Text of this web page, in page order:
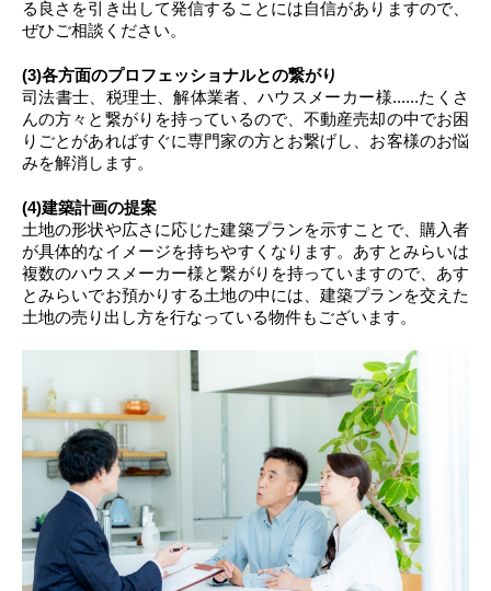
る良さを引き出して発信することには自信がありますので、
ぜひご相談ください。
(3)各方面のプロフェッショナルとの繋がり
司法書士、税理士、解体業者、ハウスメーカー様......たくさ
んの方々と繋がりを持っているので、不動産売却の中でお困
りごとがあればすぐに専門家の方とお繋げし、お客様のお悩
みを解消します。
(4)建築計画の提案
土地の形状や広さに応じた建築プランを示すことで、購入者
が具体的なイメージを持ちやすくなります。あすとみらいは
複数のハウスメーカー様と繋がりを持っていますので、あす
とみらいでお預かりする土地の中には、建築プランを交えた
土地の売り出し方を行なっている物件もございます。